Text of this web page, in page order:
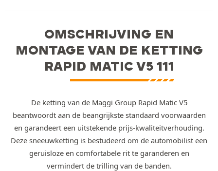
OMSCHRIJVING EN
MONTAGE VAN DE KETTING
RAPID MATIC V5 111
De ketting van de Maggi Group Rapid Matic V5
beantwoordt aan de beangrijkste standaard voorwaarden
en garandeert een uitstekende prijs-kwaliteitverhouding.
Deze sneeuwketting is bestudeerd om de automobilist een
geruisloze en comfortabele rit te garanderen en
vermindert de trilling van de banden.